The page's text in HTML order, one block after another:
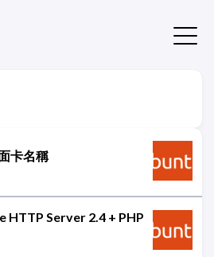
卡名稱
HTTP Server 2.4 + PHP